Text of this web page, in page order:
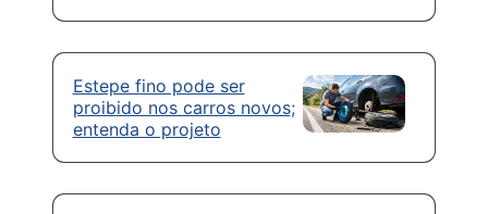
Estepe fino pode ser
proibido nos carros novos;
entenda o projeto